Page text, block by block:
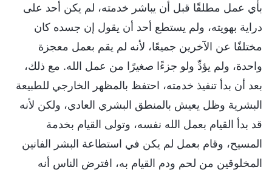
بأي عمل مطلقًا قبل أن يباشر خدمته، لم يكن أحد على
دراية بهويته، ولم يستطع أحد أن يقول إن جسده كان
مختلفًا عن الآخرين جميعًا، لأنه لم يقم بعمل معجزة
واحدة، ولم يؤدِّ ولو جزءًا صغيرًا من عمل الله. مع ذلك،
بعد أن بدأ تنفيذ خدمته، احتفظ بالمظهر الخارجي للطبيعة
البشرية وظل يعيش بالمنطق البشري العادي، ولكن لأنه
قد بدأ القيام بعمل الله نفسه، وتولى القيام بخدمة
المسيح، وقام بعمل لم يكن في استطاعة البشر الفانين
المخلوقين من لحم ودم القيام به، افترض الناس أنه